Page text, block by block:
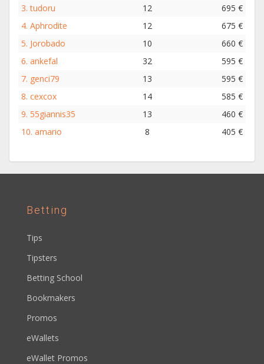
3.tudoru 12
695 €
4. Aphrodite 12
675 €
5. Jorobado 10
660 €
6. ankefal 32
595 €
7. genci79 13
595 €
8. cexcox 14
585 €
9. 55giannis35 13
460 €
10. amario 8 405 €
Betting
Tips
Tipsters
Betting School
Bookmakers
Promos
eWallets
eWallet Promos